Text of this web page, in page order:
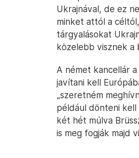
Ukrajnával, de ez
minket attól a
tárgyalásokat
közelebb visznek a
A német kancellár
javítani kell
„szeretném
például dönteni
két hét múlva
is meg fogják majd